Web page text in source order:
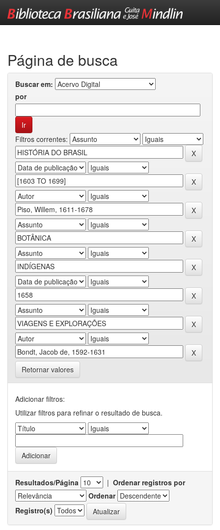
Página de busca
Buscar em:
por
Filtros correntes:
Retornar valores
Adicionar filtros:
Utilizar filtros para refinar o resultado de busca.
Resultados/Página | Ordenar registros por
Ordenar
Registro(s)